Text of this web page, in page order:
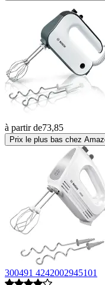
à partir de73,85
Prix le plus bas chez
300491 4242002945101